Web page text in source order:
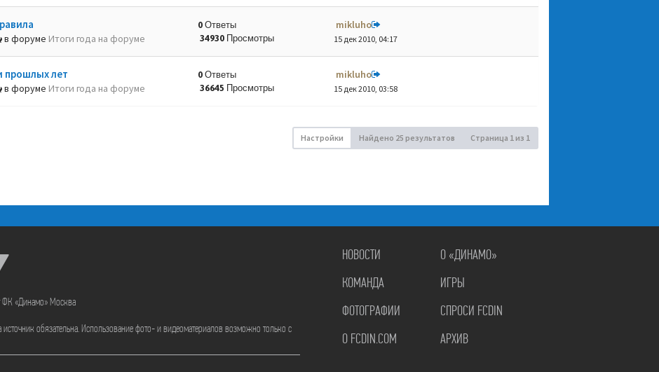
в форуме Итоги года на форуме
0 Ответы
34930 Просмотры
mikluho
15 дек 2010, 04:17
прошлых лет
в форуме Итоги года на форуме
0 Ответы
36645 Просмотры
mikluho
15 дек 2010, 03:58
Настройки Найдено 25 результатов Страница 1из 1
ФК «Динамо» Москва
источник обязательна. Использование фото- и видеоматериалов возможно только с
НОВОСТИ
О «ДИНАМО»
КОМАНДА
ИГРЫ
ФОТОГРАФИИ
СПРОСИ FCDIN
О FCDIN.COM
АРХИВ